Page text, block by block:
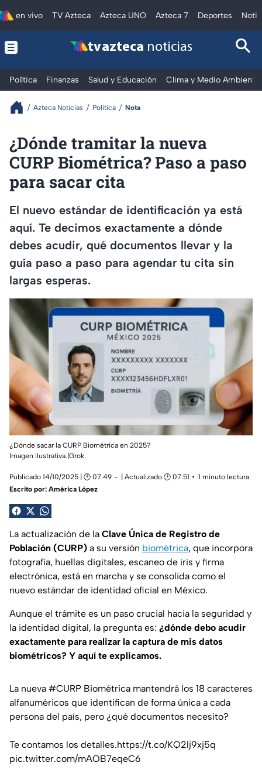
en vivo TV Azteca Azteca UNO Azteca 7 Deportes
tv azteca noticias
Política Finanzas Salud y Educación Clima y Medio Ambiente
Azteca Noticias Política Nota
¿Dónde tramitar la nueva
CURP Biométrica? Paso a paso
para sacar cita
El nuevo estándar de identificación ya está
aquí. Te decimos exactamente a dónde
debes acudir, qué documentos llevar y la
guía paso a paso para agendar tu cita sin
largas esperas.
¿Dónde sacar la CURP Biométrica en 2025?
Imagen ilustrativa.|Grok.
Publicado 14/10/2025 | 🕑 07:49 | Actualizado 🕑 07:51
1 minuto lectura
Escrito por: América López
La actualización de la Clave Única de Registro de
Población (CURP) a su versión biométrica, que incorpora
fotografía, huellas digitales, escaneo de iris y firma
electrónica, está en marcha y se consolida como el
nuevo estándar de identidad oficial en México.
Aunque el trámite es un paso crucial hacia la seguridad y
la identidad digital, la pregunta es: ¿dónde debo acudir
exactamente para realizar la captura de mis datos
biométricos? Y aquí te explicamos.
La nueva #CURP Biométrica mantendrá los 18 caracteres
alfanuméricos que identifican de forma única a cada
persona del país, pero ¿qué documentos necesito?
Te contamos los detalles.https://t.co/KQ2lj9xj5q
pic.twitter.com/mAOB7eqeC6